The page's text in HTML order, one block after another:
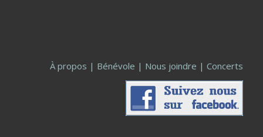
À propos | Bénévole | Nous joindre |Concerts